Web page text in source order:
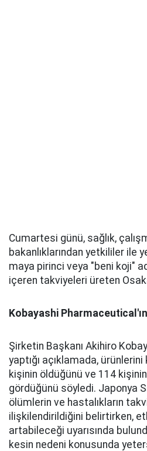
Cumartesi günü, sağlık,
bakanlıklarından yetkililer ile
maya pirinci veya "beni koji"
içeren takviyeleri üreten
Kobayashi
Şirketin Başkanı Akihiro
yaptığı açıklamada,
kişinin öldüğünü ve 114
gördüğünü söyledi. Japonya
ölümlerin ve hastalıkların
ilişkilendirildiğini belirtirken,
artabileceği uyarısında
kesin nedeni konusunda